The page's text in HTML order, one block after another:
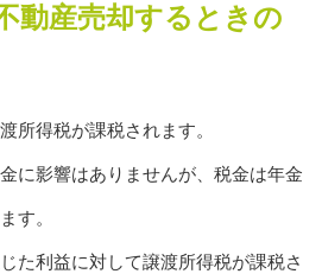
動産売却するときの
所得税が課税されます。
に影響はありませんが、税金は年金
す。
た利益に対して譲渡所得税が課税さ